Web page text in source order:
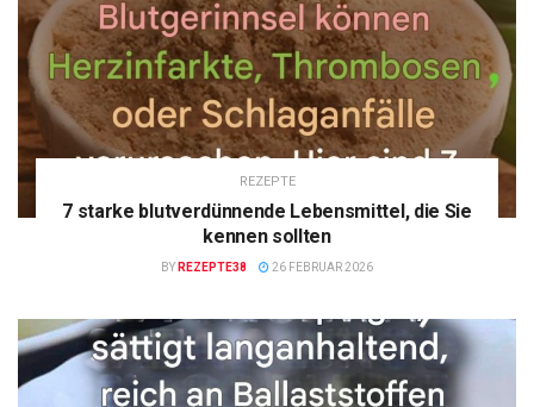
REZEPTE
7 starke blutverdünnende Lebensmittel, die Sie
kennen sollten
BY REZEPTE38 26 FEBRUAR 2026